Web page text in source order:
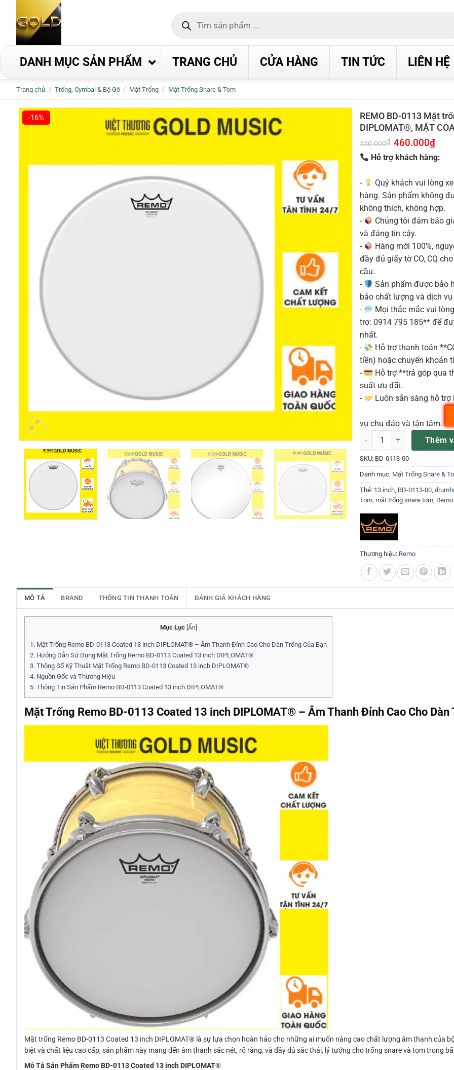
dung
kiếm
DANH MỤC SẢN PHẨM TRANG CHỦ CỬA HÀNG TIN TỨC LIÊN HỆ
Trang chủ / Trống, Cymbal & Bộ Gõ / Mặt Trống / Mặt Trống Snare & Tom
-16%
REMO BD-0113 Mặt
DIPLOMAT®, MẶT
550.000₫ Giá
gốc
là:
550.000₫.
460.000₫Giá
tại
là:
Hỗ trợ khách hàng:
-
Quý khách vui lòng
hàng. Sản phẩm không
không thích, không hợp.
-
Chúng tôi đảm bảo
và đáng tin cậy.
-
Hàng mới 100%,
đầy đủ giấy tờ CO, CQ
cầu.
-
Sản phẩm được bảo
bảo chất lượng và dịch
-
Mọi thắc mắc vui
trợ: 0914 795 185** để
nhất.
-
Hỗ trợ thanh toán
tiền) hoặc chuyển khoản
-
Hỗ trợ **trả góp qua
suất ưu đãi.
-
Luôn sẵn sàng hỗ
vụ chu đáo và tận tâm.
REMO BD-0113 Mặt trống
Thêm
SKU: BD-0113-00
Danh mục: Mặt Trống Snare &
Thẻ: 13 inch, BD-0113-00,
Tom, mặt trống snare tom, Remo
Thương hiệu: Remo
MÔ TẢ BRAND THÔNG TIN THANH TOÁN ĐÁNH GIÁ KHÁCH HÀNG
Mục Lục Ẩn
1. Mặt Trống Remo BD-0113 Coated 13 inch DIPLOMAT® – Âm Thanh Đỉnh Cao Cho Dàn Trống Của Bạn
2. Hướng Dẫn Sử Dụng Mặt Trống Remo BD-0113 Coated 13 inch DIPLOMAT®
3. Thông Số Kỹ Thuật Mặt Trống Remo BD-0113 Coated 13 inch DIPLOMAT®
4. Nguồn Gốc và Thương Hiệu
5. Thông Tin Sản Phẩm Remo BD-0113 Coated 13 inch DIPLOMAT®
Mặt Trống Remo BD-0113 Coated 13 inch DIPLOMAT® – Âm Thanh Đỉnh Cao Cho Dàn
Mặt trống Remo BD-0113 Coated 13 inch DIPLOMAT® là sự lựa chọn hoàn hảo cho những ai muốn nâng cao chất lượng âm thanh của
biệt và chất liệu cao cấp, sản phẩm này mang đến âm thanh sắc nét, rõ ràng, và đầy đủ sắc thái, lý tưởng cho trống snare và tom trong
Mô Tả Sản Phẩm Remo BD-0113 Coated 13 inch DIPLOMAT®